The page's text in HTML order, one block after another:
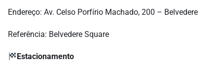
Endereço: Av. Celso Porfírio Machado, 200 – Belvedere
Referência: Belvedere Square
Estacionamento